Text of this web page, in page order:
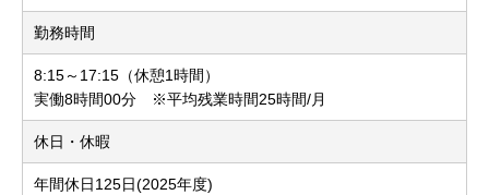
勤務時間
8:15～17:15（休憩1時間）
実働8時間00分 ※平均残業時間25時間/月
休日・休暇
年間休日125日(2025年度)